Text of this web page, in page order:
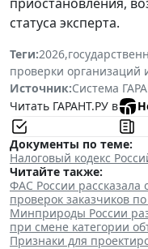
статуса эксперта.
Теги:2026,
проверки организаций
Источник:Система
Читать ГАРАНТ.РУ в
Документы по теме:
Налоговый кодекс
Читайте также:
ФАС России рассказала
проверок заказчиков
Минприроды России
при смене категории
Признаки для